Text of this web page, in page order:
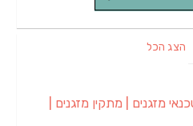
הצג הכל
מזגנים | מתקין מזגנים |